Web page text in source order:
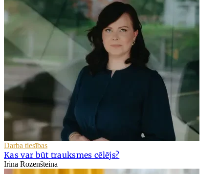
Darba tiesības
Kas var būt trauksmes cēlējs?
Irina Rozenšteina